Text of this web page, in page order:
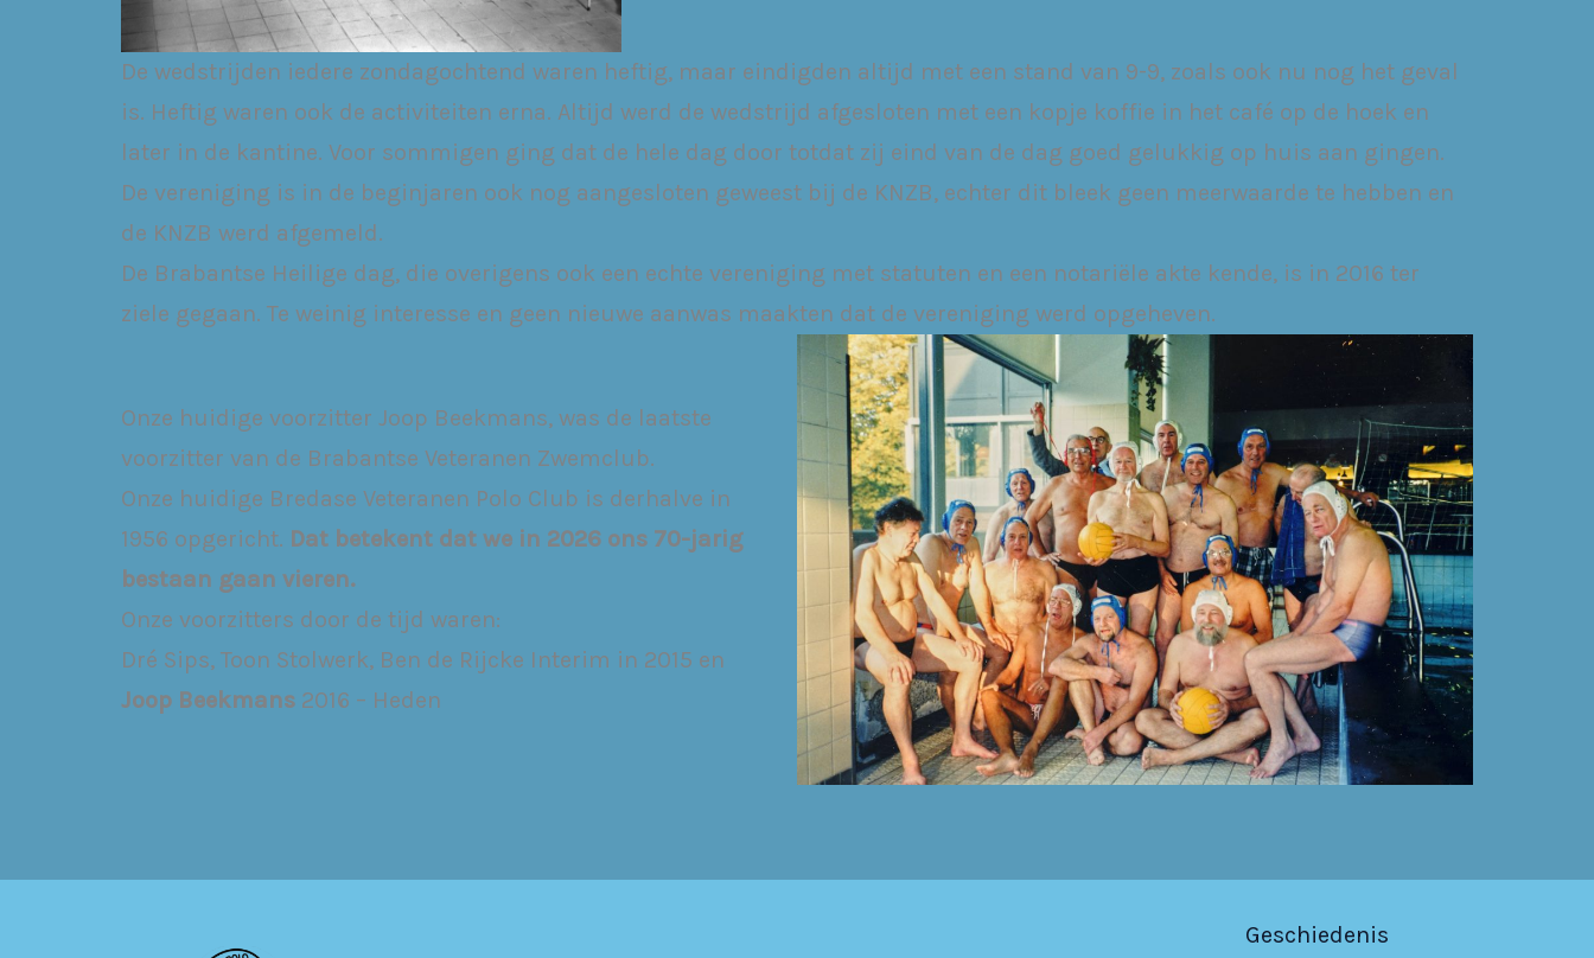
De wedstrijden iedere zondagochtend waren heftig, maar eindigden altijd met een stand van 9-9, zoals ook nu nog het geval
is. Heftig waren ook de activiteiten erna. Altijd werd de wedstrijd afgesloten met een kopje koffie in het café op de hoek en
later in de kantine. Voor sommigen ging dat de hele dag door totdat zij eind van de dag goed gelukkig op huis aan gingen.
De vereniging is in de beginjaren ook nog aangesloten geweest bij de KNZB, echter dit bleek geen meerwaarde te hebben en
de KNZB werd afgemeld.
De Brabantse Heilige dag, die overigens ook een echte vereniging met statuten en een notariële akte kende, is in 2016 ter
ziele gegaan. Te weinig interesse en geen nieuwe aanwas maakten dat de vereniging werd opgeheven.
Onze huidige voorzitter Joop Beekmans, was de laatste
voorzitter van de Brabantse Veteranen Zwemclub.
Onze huidige Bredase Veteranen Polo Club is derhalve in
1956 opgericht. Dat betekent dat we in 2026 ons 70-jarig
bestaan gaan vieren.
Onze voorzitters door de tijd waren:
Dré Sips, Toon Stolwerk, Ben de Rijcke Interim in 2015 en
Joop Beekmans 2016 – Heden
Geschiedenis